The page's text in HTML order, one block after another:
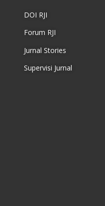
DOI RJI
Forum RJI
Jurnal Stories
Supervisi Jurnal